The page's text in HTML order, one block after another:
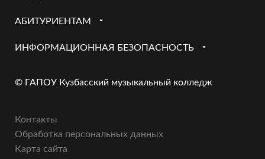
АБИТУРИЕНТАМ
ИНФОРМАЦИОННАЯ БЕЗОПАСНОСТЬ
© ГАПОУ Кузбасский музыкальный колледж
Контакты
Обработка персональных данных
Карта сайта